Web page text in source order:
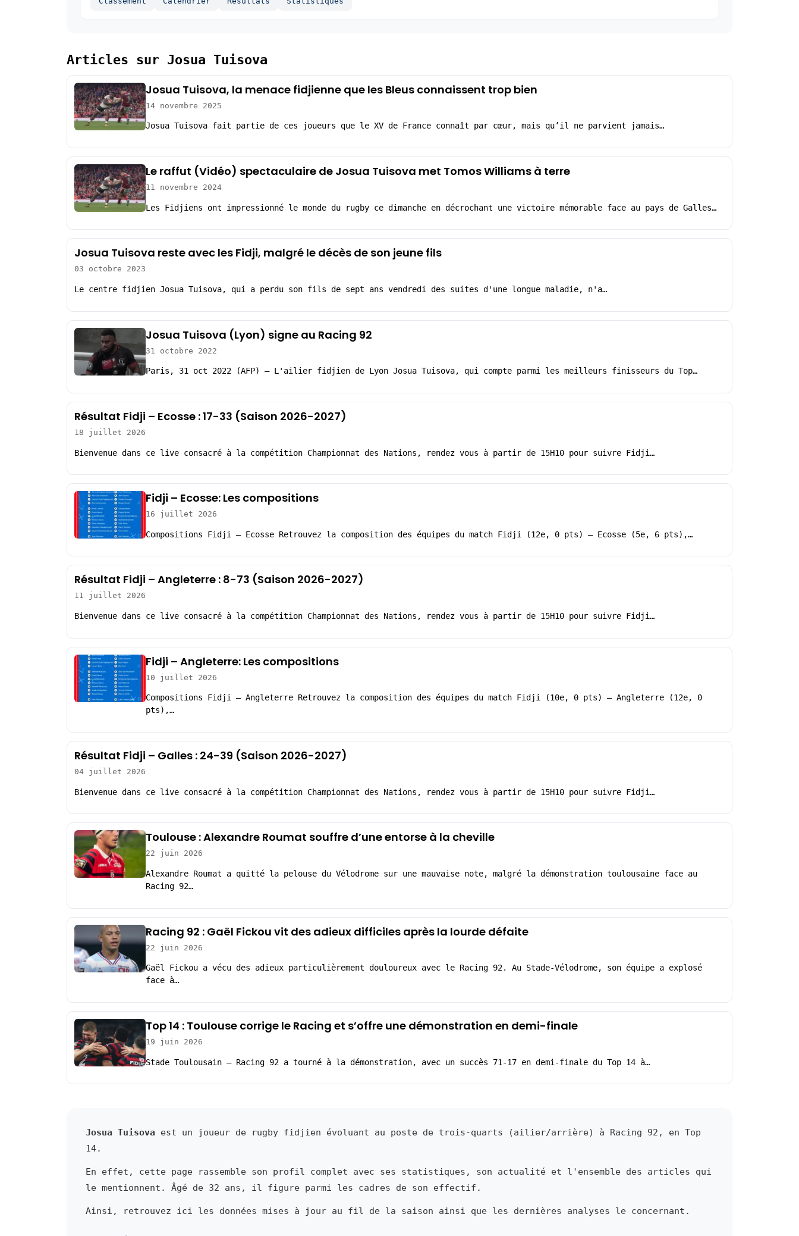
Articles sur Josua Tuisova
Josua Tuisova, la menace fidjienne que les Bleus connaissent trop bien
14 novembre 2025
Josua Tuisova fait partie de ces joueurs que le XV de France connaît par cœur, mais qu’il ne parvient jamais…
Le raffut (Vidéo) spectaculaire de Josua Tuisova met Tomos Williams à terre
11 novembre 2024
Les Fidjiens ont impressionné le monde du rugby ce dimanche en décrochant une victoire mémorable face au pays de Galles…
Josua Tuisova reste avec les Fidji, malgré le décès de son jeune fils
03 octobre 2023
Le centre fidjien Josua Tuisova, qui a perdu son fils de sept ans vendredi des suites d'une longue maladie, n'a…
Josua Tuisova (Lyon) signe au Racing 92
31 octobre 2022
Paris, 31 oct 2022 (AFP) – L'ailier fidjien de Lyon Josua Tuisova, qui compte parmi les meilleurs finisseurs du Top…
Résultat Fidji – Ecosse : 17-33 (Saison 2026-2027)
18 juillet 2026
Bienvenue dans ce live consacré à la compétition Championnat des Nations, rendez vous à partir de 15H10 pour suivre Fidji…
Fidji – Ecosse: Les compositions
16 juillet 2026
Compositions Fidji – Ecosse Retrouvez la composition des équipes du match Fidji (12e, 0 pts) – Ecosse (5e, 6 pts),…
Résultat Fidji – Angleterre : 8-73 (Saison 2026-2027)
11 juillet 2026
Bienvenue dans ce live consacré à la compétition Championnat des Nations, rendez vous à partir de 15H10 pour suivre Fidji…
Fidji – Angleterre: Les compositions
10 juillet 2026
Compositions Fidji – Angleterre Retrouvez la composition des équipes du match Fidji (10e, 0 pts) – Angleterre (12e, 0
pts),…
Résultat Fidji – Galles : 24-39 (Saison 2026-2027)
04 juillet 2026
Bienvenue dans ce live consacré à la compétition Championnat des Nations, rendez vous à partir de 15H10 pour suivre Fidji…
Toulouse : Alexandre Roumat souffre d’une entorse à la cheville
22 juin 2026
Alexandre Roumat a quitté la pelouse du Vélodrome sur une mauvaise note, malgré la démonstration toulousaine face au
Racing 92…
Racing 92 : Gaël Fickou vit des adieux difficiles après la lourde défaite
22 juin 2026
Gaël Fickou a vécu des adieux particulièrement douloureux avec le Racing 92. Au Stade-Vélodrome, son équipe a explosé
face à…
Top 14 : Toulouse corrige le Racing et s’offre une démonstration en demi-finale
19 juin 2026
Stade Toulousain – Racing 92 a tourné à la démonstration, avec un succès 71-17 en demi-finale du Top 14 à…
Josua Tuisova est un joueur de rugby fidjien évoluant au poste de trois-quarts (ailier/arrière) à Racing 92, en Top
14.
En effet, cette page rassemble son profil complet avec ses statistiques, son actualité et l'ensemble des articles qui
le mentionnent. Âgé de 32 ans, il figure parmi les cadres de son effectif.
Ainsi, retrouvez ici les données mises à jour au fil de la saison ainsi que les dernières analyses le concernant.